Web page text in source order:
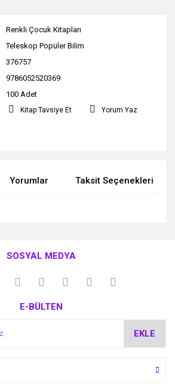
Renkli Çocuk Kitapları
Teleskop Popüler Bilim
376757
9786052520369
100 Adet
Kitap Tavsiye Et Yorum Yaz
Yorumlar Taksit Seçenekleri
iletebilirsiniz.
için teşekkür ederiz.
eksik bilgiler bulunuyor.
SOSYAL MEDYA
E-BÜLTEN
EKLE